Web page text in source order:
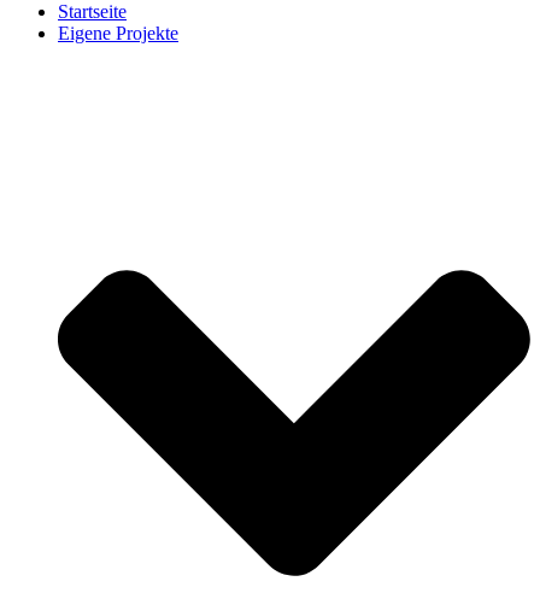
Startseite
Eigene Projekte